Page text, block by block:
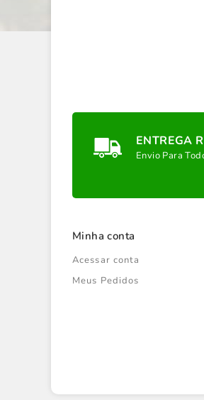
ENTREGA
Envio Para
Minha conta
Acessar conta
Meus Pedidos